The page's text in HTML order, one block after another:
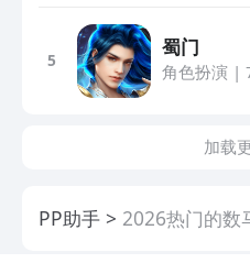
5
蜀门
角色扮演 |
加载
PP助手 2026热门的数